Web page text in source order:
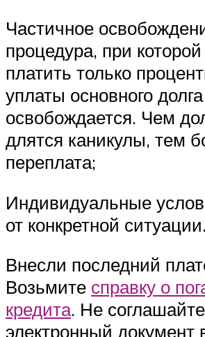
Частичное
процедура, при
платить только
уплаты основного
освобождается. Чем
длятся каникулы, тем
переплата;
Индивидуальные
от конкретной ситуации.
Внесли последний
Возьмите справку о
кредита. Не
электронный документ